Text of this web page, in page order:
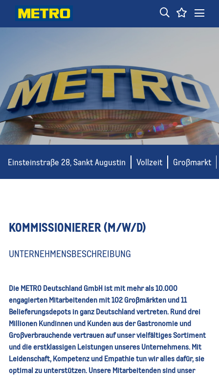
Einsteinstraße 28, Sankt Augustin Vollzeit Großmarkt
KOMMISSIONIERER (M/W/D)
UNTERNEHMENSBESCHREIBUNG
Die METRO Deutschland GmbH ist mit mehr als 10.000
engagierten Mitarbeitenden mit 102 Großmärkten und 11
Belieferungsdepots in ganz Deutschland vertreten. Rund drei
Millionen Kundinnen und Kunden aus der Gastronomie und
Großverbrauchende vertrauen auf unser vielfältiges Sortiment
und die erstklassigen Leistungen unseres Unternehmens. Mit
Leidenschaft, Kompetenz und Empathie tun wir alles dafür, sie
optimal zu unterstützen. Unsere Mitarbeitenden sind unser